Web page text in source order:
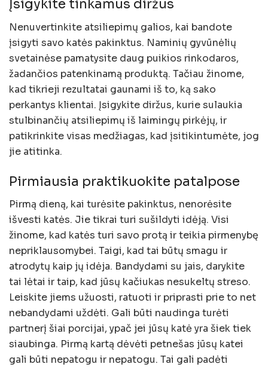
Įsigykite tinkamus diržus
Nenuvertinkite atsiliepimų galios, kai bandote
įsigyti savo katės pakinktus. Naminių gyvūnėlių
svetainėse pamatysite daug puikios rinkodaros,
žadančios patenkinamą produktą. Tačiau žinome,
kad tikrieji rezultatai gaunami iš to, ką sako
perkantys klientai. Įsigykite diržus, kurie sulaukia
stulbinančių atsiliepimų iš laimingų pirkėjų, ir
patikrinkite visas medžiagas, kad įsitikintumėte, jog
jie atitinka.
Pirmiausia praktikuokite patalpose
Pirmą dieną, kai turėsite pakinktus, nenorėsite
išvesti katės. Jie tikrai turi sušildyti idėją. Visi
žinome, kad katės turi savo protą ir teikia pirmenybę
nepriklausomybei. Taigi, kad tai būtų smagu ir
atrodytų kaip jų idėja. Bandydami su jais, darykite
tai lėtai ir taip, kad jūsų kačiukas nesukeltų streso.
Leiskite jiems užuosti, ratuoti ir priprasti prie to net
nebandydami uždėti. Gali būti naudinga turėti
partnerį šiai porcijai, ypač jei jūsų katė yra šiek tiek
siaubinga. Pirmą kartą dėvėti petnešas jūsų katei
gali būti nepatogu ir nepatogu. Tai gali padėti